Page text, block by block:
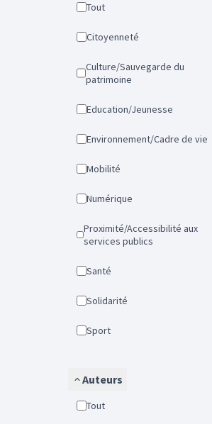
Tout
Citoyenneté
Culture/Sauvegarde du
patrimoine
Education/Jeunesse
Environnement/Cadre de vie
Mobilité
Numérique
Proximité/Accessibilité aux
services publics
Santé
Solidarité
Sport
Auteurs
Tout